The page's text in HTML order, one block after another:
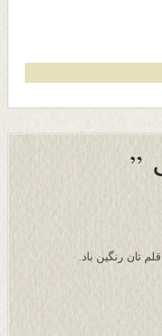
”
تان رنگین باد.